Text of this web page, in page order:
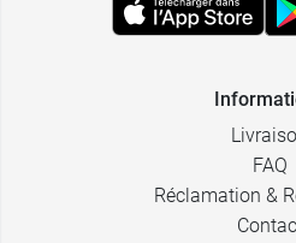
FAQ
Réclamation &